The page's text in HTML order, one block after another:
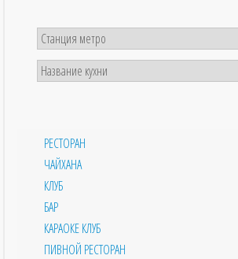
РЕСТОРАН
ЧАЙХАНА
КЛУБ
БАР
КАРАОКЕ КЛУБ
ПИВНОЙ РЕСТОРАН